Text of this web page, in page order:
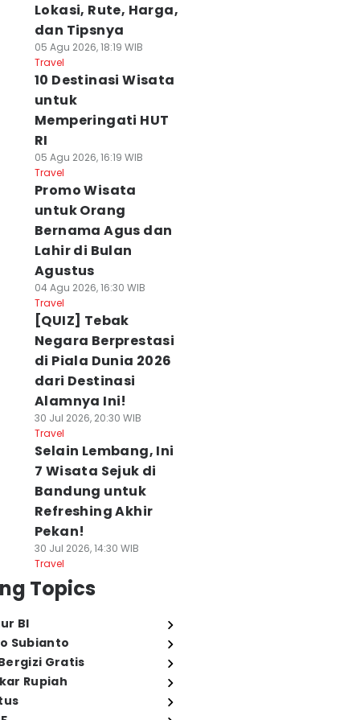
Lokasi, Rute, Harga,
dan Tipsnya
05 Agu 2026, 18:19 WIB
Travel
10 Destinasi Wisata
untuk
Memperingati HUT
RI
05 Agu 2026, 16:19 WIB
Travel
Promo Wisata
untuk Orang
Bernama Agus dan
Lahir di Bulan
Agustus
04 Agu 2026, 16:30 WIB
Travel
[QUIZ] Tebak
Negara Berprestasi
di Piala Dunia 2026
dari Destinasi
Alamnya Ini!
30 Jul 2026, 20:30 WIB
Travel
Selain Lembang, Ini
7 Wisata Sejuk di
Bandung untuk
Refreshing Akhir
Pekan!
30 Jul 2026, 14:30 WIB
Travel
Topics
BI
Subianto
Gratis
Rupiah